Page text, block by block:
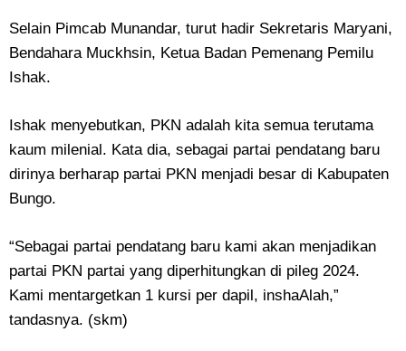
Selain Pimcab Munandar, turut hadir Sekretaris Maryani,
Bendahara Muckhsin, Ketua Badan Pemenang Pemilu
Ishak.
Ishak menyebutkan, PKN adalah kita semua terutama
kaum milenial. Kata dia, sebagai partai pendatang baru
dirinya berharap partai PKN menjadi besar di Kabupaten
Bungo.
“Sebagai partai pendatang baru kami akan menjadikan
partai PKN partai yang diperhitungkan di pileg 2024.
Kami mentargetkan 1 kursi per dapil, inshaAlah,”
tandasnya. (skm)